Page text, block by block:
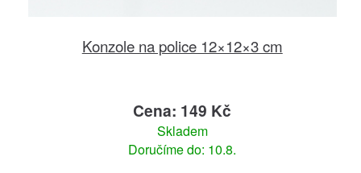
Konzole na police 12×12×3 cm
Cena: 149 Kč
Skladem
Doručíme do: 10.8.